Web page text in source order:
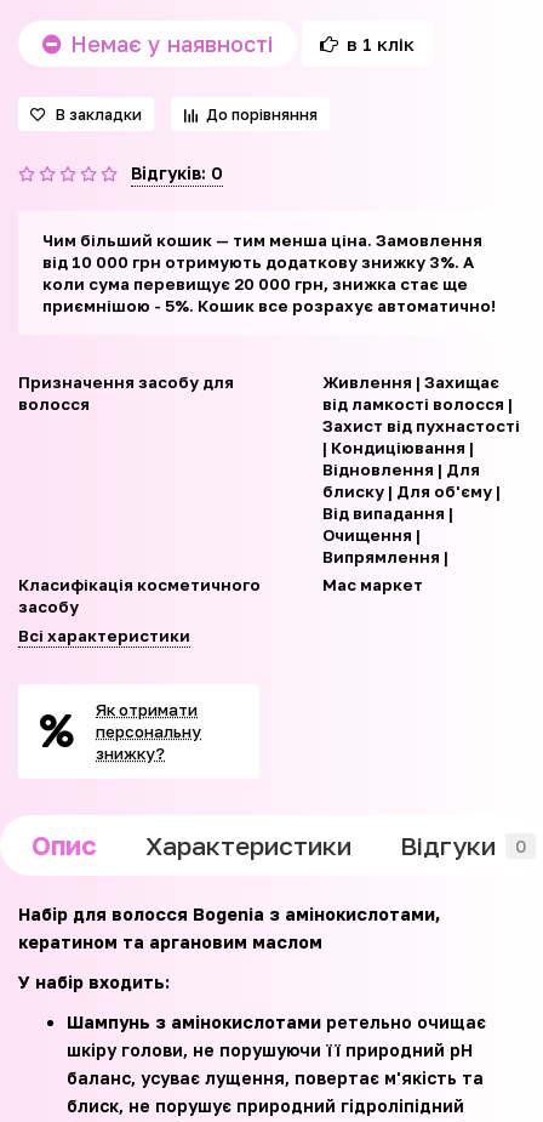
Немає у наявності в 1 клік
В закладки До порівняння
Відгуків: 0
Чим більший кошик — тим менша ціна. Замовлення
від 10 000 грн отримують додаткову знижку 3%. А
коли сума перевищує 20 000 грн, знижка стає ще
приємнішою - 5%. Кошик все розрахує автоматично!
Призначення засобу для
волосся
Живлення | Захищає
від ламкості волосся |
Захист від пухнастості
| Кондиціювання |
Відновлення | Для
блиску | Для об'єму |
Від випадання |
Очищення |
Випрямлення |
Класифікація косметичного
засобу
Мас маркет
Всі характеристики
Як отримати
персональну
знижку?
Опис Характеристики Відгуки 0
Набір для волосся Bogenia з амінокислотами,
кератином та аргановим маслом
У набір входить:
Шампунь з амінокислотами ретельно очищає
шкіру голови, не порушуючи її природний pH
баланс, усуває лущення, повертає м'якість та
блиск, не порушує природний гідроліпідний